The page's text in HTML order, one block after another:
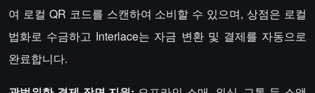
여 로컬 QR 코드를 스캔하여 소비할 수 있으며, 상점은 로컬
법화로 수금하고 Interlace는 자금 변환 및 결제를 자동으로
완료합니다.